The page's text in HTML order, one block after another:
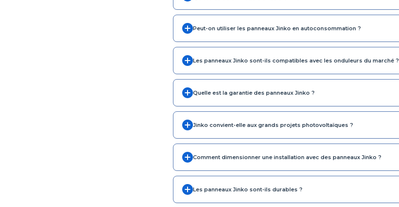
Peut-on utiliser les panneaux Jinko en autoconsommation ?
Les panneaux Jinko sont-ils compatibles avec les onduleurs du marché ?
Quelle est la garantie des panneaux Jinko ?
Jinko convient-elle aux grands projets photovoltaïques ?
Comment dimensionner une installation avec des panneaux Jinko ?
Les panneaux Jinko sont-ils durables ?